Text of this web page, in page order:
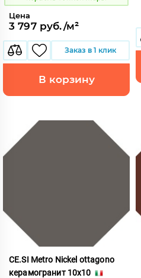
Цена
3 797 руб./м²
Заказ в 1 клик
В корзину
CE.SI Metro Nickel ottagono
керамогранит 10x10